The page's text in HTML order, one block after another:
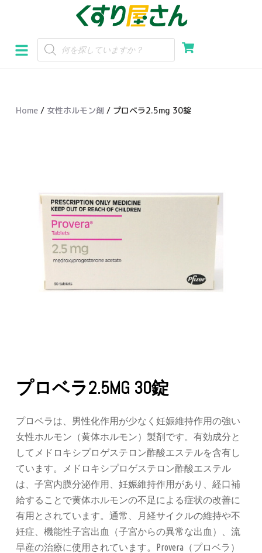
ン
テ
スHome / 女性ホルモン剤 / プロベラ2.5mg 30錠
プロベラ2.5MG 30錠
プロベラは、男性化作用が少なく妊娠維持作用の強い
女性ホルモン（黄体ホルモン）製剤です。有効成分と
してメドロキシプロゲステロン酢酸エステルを含有し
ています。メドロキシプロゲステロン酢酸エステル
は、子宮内膜分泌作用、妊娠維持作用があり、経口補
給することで黄体ホルモンの不足による症状の改善に
有用とされています。通常、月経サイクルの維持や不
妊症、機能性子宮出血（子宮からの異常な出血）、流
早産の治療に使用されています。Provera（プロベラ）